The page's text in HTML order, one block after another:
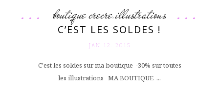
boutique crecre,illustrations
C’EST LES SOLDES !
JAN 12. 2015
C'est les soldes sur ma boutique -30% sur toutes
les illustrations MA BOUTIQUE ...